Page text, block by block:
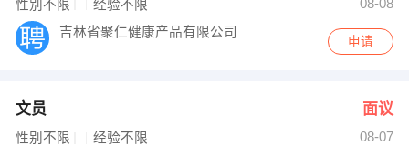
冯先生 发布 [ERP系统维护技术员 ] 招聘信息
性别不限 经验不限
08-08
吉林省聚仁健康产品有限公司
申请
文员 面议
性别不限 经验不限
08-07